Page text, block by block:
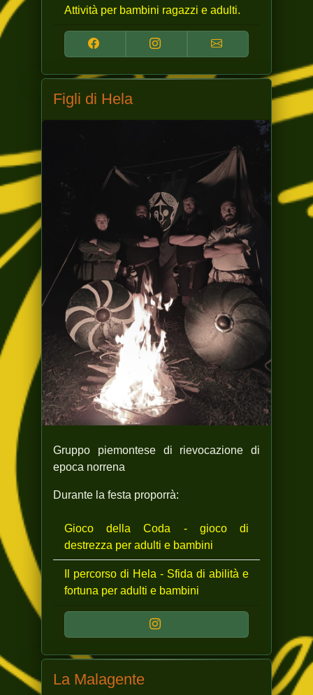
Attività per bambini ragazzi e adulti.
Figli di Hela
Gruppo piemontese di rievocazione di
epoca norrena
Durante la festa proporrà:
Gioco della Coda - gioco di
destrezza per adulti e bambini
Il percorso di Hela - Sfida di abilità e
fortuna per adulti e bambini
La Malagente